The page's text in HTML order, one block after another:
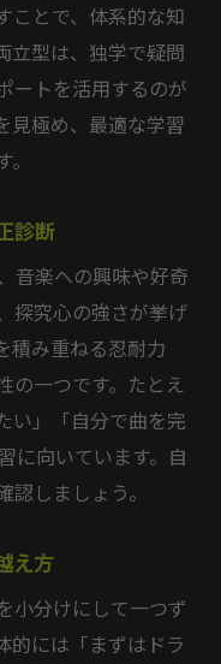
ことで、体系的な知
立型は、独学で疑問
ートを活用するのが
見極め、最適な学習
診断
音楽への興味や好奇
探究心の強さが挙げ
積み重ねる忍耐力
の一つです。たとえ
い」「自分で曲を完
に向いています。自
しましょう。
え方
小分けにして一つず
的には「まずはドラ